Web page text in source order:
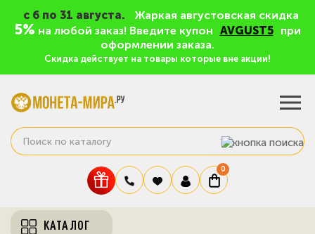
c 6 по 31 августа. Жаркая августовская скидка
5% на любой заказ! Введите купон AVGUST5
при
оформлении заказа.
Скидка действует на товары которые вне акции!
0
КАТАЛОГ